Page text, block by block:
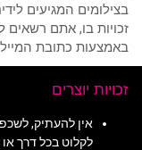
בצילומים המגיעים
זכויות בו, אתם רשאים
באמצעות כתובת המייל taler@taler.co.il
זכויות יוצרים
אין להעתיק,
לקלוט בכל דרך